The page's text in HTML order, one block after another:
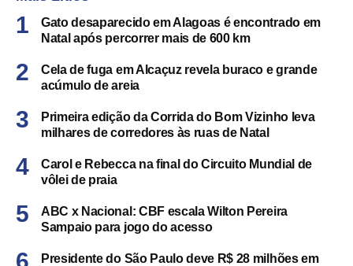
Gato desaparecido em Alagoas é encontrado em
Natal após percorrer mais de 600 km
Cela de fuga em Alcaçuz revela buraco e grande
acúmulo de areia
Primeira edição da Corrida do Bom Vizinho leva
milhares de corredores às ruas de Natal
Carol e Rebecca na final do Circuito Mundial de
vôlei de praia
ABC x Nacional: CBF escala Wilton Pereira
Sampaio para jogo do acesso
Presidente do São Paulo deve R$ 28 milhões em